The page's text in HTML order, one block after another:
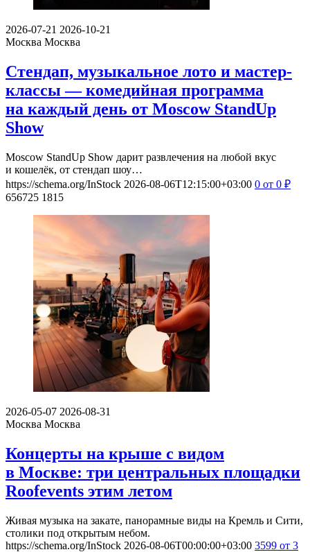
2026-07-21 2026-10-21
Москва Москва
Стендап, музыкальное лото и мастер-
классы — комедийная программа
на каждый день от Moscow StandUp
Show
Moscow StandUp Show дарит развлечения на любой вкус
и кошелёк, от стендап шоу…
https://schema.org/InStock 2026-08-06T12:15:00+03:00 0 от 0 ₽
656725 1815
2026-05-07 2026-08-31
Москва Москва
Концерты на крыше с видом
в Москве: три центральных площадки
Roofevents этим летом
Живая музыка на закате, панорамные виды на Кремль и Сити,
столики под открытым небом.
https://schema.org/InStock 2026-08-06T00:00:00+03:00 3599 от 3